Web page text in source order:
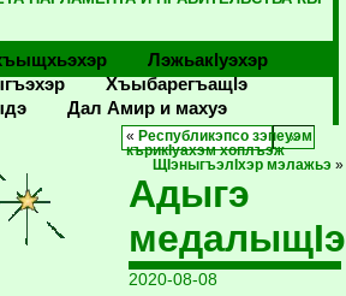
Лэжьакlуэхэр
Хъыбарегъащlэ
Дал Амир и махуэ
« Республикэпсо зэпеуэм
кърикIуахэм хоплъэж
ЩIэныгъэлIхэр мэлажьэ »
Адыгэ
медалыщIэ
2020-08-08